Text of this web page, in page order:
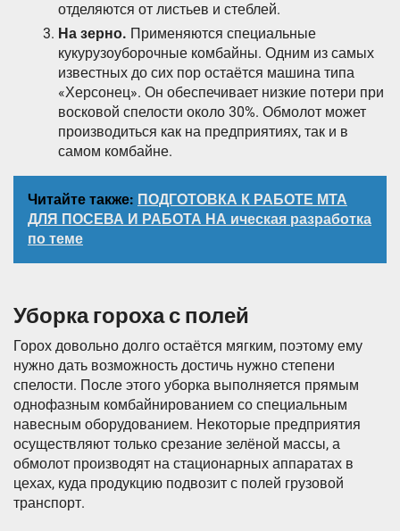
отделяются от листьев и стеблей.
На зерно. Применяются специальные
кукурузоуборочные комбайны. Одним из самых
известных до сих пор остаётся машина типа
«Херсонец». Он обеспечивает низкие потери при
восковой спелости около 30%. Обмолот может
производиться как на предприятиях, так и в
самом комбайне.
Читайте также: ПОДГОТОВКА К РАБОТЕ МТА
ДЛЯ ПОСЕВА И РАБОТА НА ическая разработка
по теме
Уборка гороха с полей
Горох довольно долго остаётся мягким, поэтому ему
нужно дать возможность достичь нужно степени
спелости. После этого уборка выполняется прямым
однофазным комбайнированием со специальным
навесным оборудованием. Некоторые предприятия
осуществляют только срезание зелёной массы, а
обмолот производят на стационарных аппаратах в
цехах, куда продукцию подвозит с полей грузовой
транспорт.